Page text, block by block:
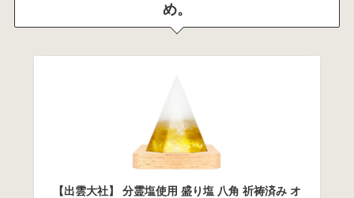
め。
【出雲大社】 分霊塩使用 盛り塩 八角 祈祷済み オ